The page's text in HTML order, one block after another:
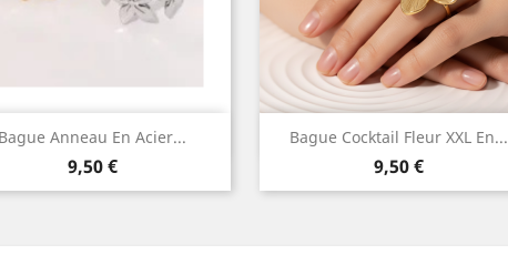
Anneau En Acier...
Prix
9,50 €
Aperçu rapide Bague Cocktail Fleur XXL En...
Prix
9,50 €
Aperçu rapide